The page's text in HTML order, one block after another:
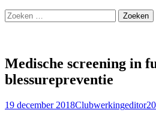
Zoeken
naar:
Medische screening in
blessurepreventie
19 december 2018Clubwerking